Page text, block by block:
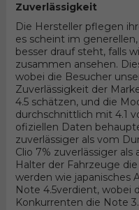
Zuverlässigkeit
Die Hersteller pflegen
es scheint im
besser drauf steht, falls
zusammen ansehen.
wobei die Besucher
Zuverlässigkeit der
4.5 schätzen, und die
durchschnittlich mit 4.1
ofiziellen Daten
zuverlässiger als vom
Clio 7% zuverlässiger
Halter der Fahrzeuge
werden wie japanisches
Note 4.5verdient, wobei
Konkurrenten die Note